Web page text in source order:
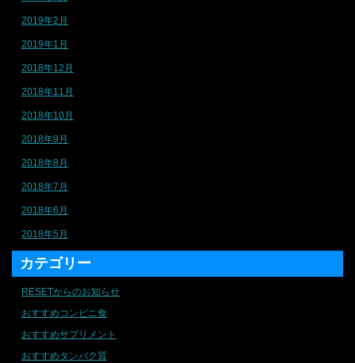
2019年2月
2019年1月
2018年12月
2018年11月
2018年10月
2018年9月
2018年8月
2018年7月
2018年6月
2018年5月
カテゴリー
RESETからのお知らせ
おすすめコンビニ食
おすすめサプリメント
おすすめタンパク質